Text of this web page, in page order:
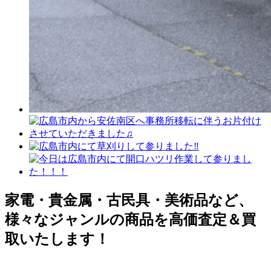
家電・貴金属・古民具・美術品など、
様々なジャンルの商品を高価査定＆買
取いたします！